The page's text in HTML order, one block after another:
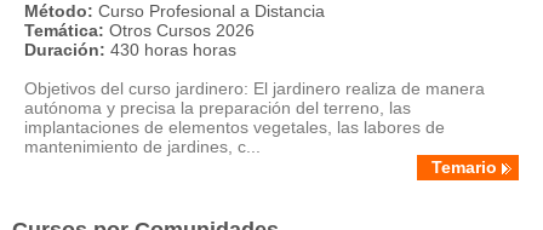
Método: Curso Profesional a Distancia
Temática: Otros Cursos 2026
Duración: 430 horas horas
Objetivos del curso jardinero: El jardinero realiza de manera
autónoma y precisa la preparación del terreno, las
implantaciones de elementos vegetales, las labores de
mantenimiento de jardines, c...
Temario